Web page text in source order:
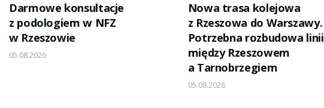
Darmowe konsultacje
z podologiem w NFZ
w Rzeszowie
05.08.2026
Nowa trasa kolejowa
z Rzeszowa do Warszawy.
Potrzebna rozbudowa linii
między Rzeszowem
a Tarnobrzegiem
05.08.2026